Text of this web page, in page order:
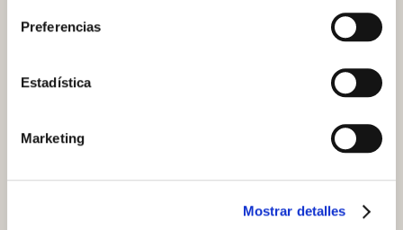
obtener más información consulta nuestra Política de
Cookiesaquí
Preferencias
Estadística
Marketing
Mostrar detalles
Atención al cliente